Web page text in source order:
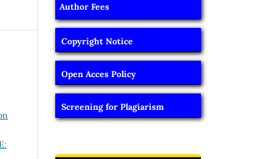
Author Fees
Copyright Notice
Open Acces Policy
Screening for Plagiarism